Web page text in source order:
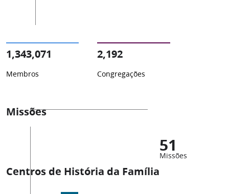
1,343,071
Membros
2,192
Congregações
Missões
51
Missões
Centros de História da Família